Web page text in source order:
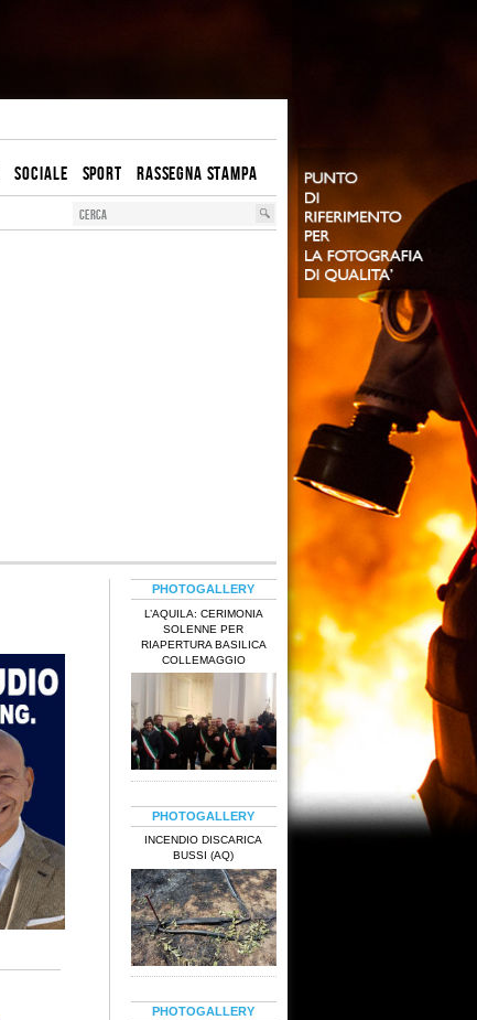
SOCIALE SPORT RASSEGNA STAMPA
PHOTOGALLERY
L’AQUILA: CERIMONIA
SOLENNE PER
RIAPERTURA BASILICA
COLLEMAGGIO
PHOTOGALLERY
INCENDIO DISCARICA
BUSSI (AQ)
PHOTOGALLERY